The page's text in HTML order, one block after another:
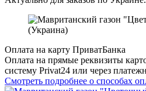
Оплата на карту ПриватБанка
Оплата на прямые реквизиты
систему Privat24 или через
Смотреть подробнее о способах